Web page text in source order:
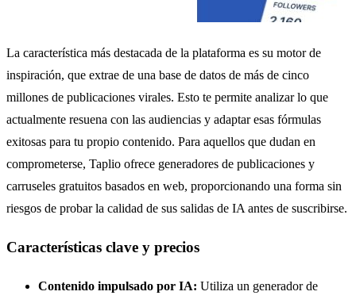
La característica más destacada de la plataforma es su motor de
inspiración, que extrae de una base de datos de más de cinco
millones de publicaciones virales. Esto te permite analizar lo que
actualmente resuena con las audiencias y adaptar esas fórmulas
exitosas para tu propio contenido. Para aquellos que dudan en
comprometerse, Taplio ofrece generadores de publicaciones y
carruseles gratuitos basados en web, proporcionando una forma sin
riesgos de probar la calidad de sus salidas de IA antes de suscribirse.
Características clave y precios
Contenido impulsado por IA: Utiliza un generador de